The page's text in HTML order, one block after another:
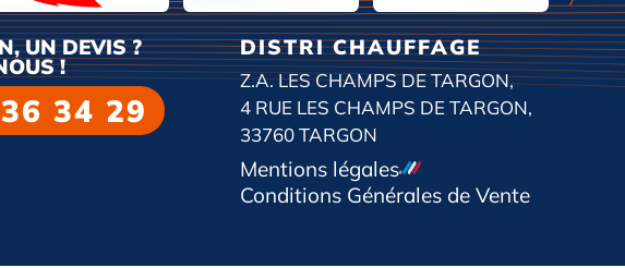
UN DEVIS ?
!
34 29
DISTRI CHAUFFAGE
Z.A. LES CHAMPS DE TARGON,
4 RUE LES CHAMPS DE TARGON,
33760 TARGON
Mentions légales
Conditions Générales de Vente